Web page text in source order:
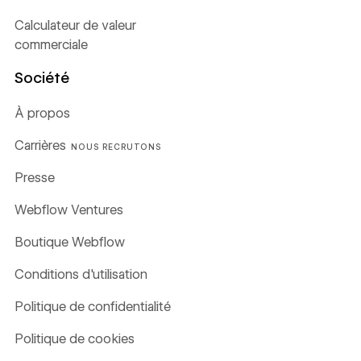
Calculateur de valeur
commerciale
Société
À propos
Carrières NOUS RECRUTONS
Presse
Webflow Ventures
Boutique Webflow
Conditions d'utilisation
Politique de confidentialité
Politique de cookies